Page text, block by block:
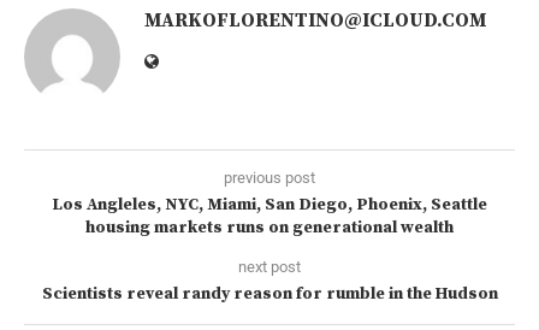
MARKOFLORENTINO@ICLOUD.COM
previous post
Los Angleles, NYC, Miami, San Diego, Phoenix, Seattle
housing markets runs on generational wealth
next post
Scientists reveal randy reason for rumble in the Hudson